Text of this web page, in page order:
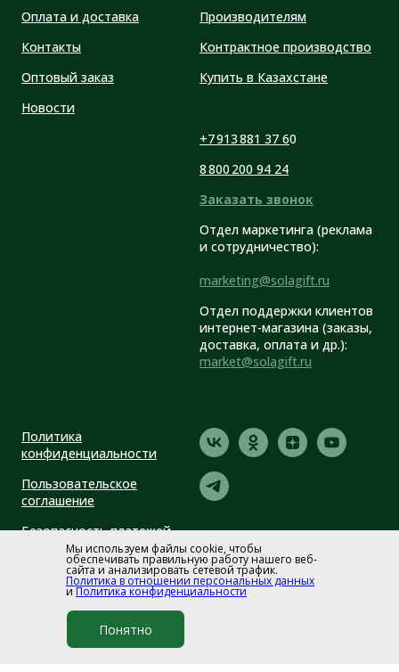
Мы используем файлы cookie, чтобы
обеспечивать правильную работу нашего веб-
сайта и анализировать сетевой трафик.
Политика в отношении персональных данных
иПолитика конфиденциальности
Понятно
Оплата и доставка
Контакты
Оптовый заказ
Новости
Производителям
Контрактное производство
Купить в Казахстане
+7 913 881 37 60
8 800 200 94 24
Заказать звонок
Отдел маркетинга (реклама
и сотрудничество):
marketing@solagift.ru
Отдел поддержки клиентов
интернет-магазина (заказы,
доставка, оплата и др.):
market@solagift.ru
Политика
конфиденциальности
Пользовательское
соглашение
Безопасность платежей